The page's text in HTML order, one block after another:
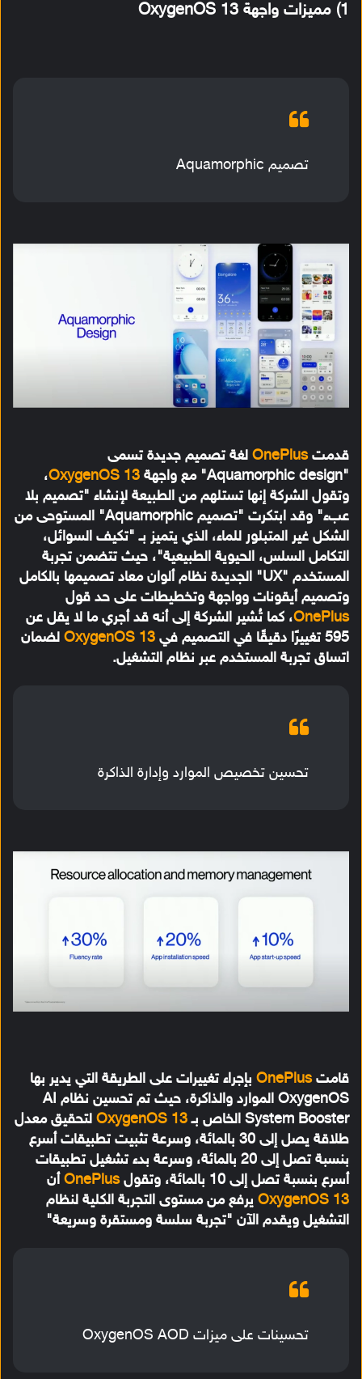
1) مميزات واجهة OxygenOS 13
تصميم Aquamorphic
قدمتOnePlus لغة تصميم جديدة تسمى
"Aquamorphic design" مع واجهة
OxygenOS 13،
وتقول الشركة إنها تستلهم من الطبيعة لإنشاء "تصميم بلا
عبء" وقد ابتكرت "تصميم Aquamorphic" المستوحى من
الشكل غير المتبلور للماء، الذي يتميز بـ "تكيف السوائل،
التكامل السلس، الحيوية الطبيعية"، حيث تتضمن تجربة
المستخدم "UX" الجديدة نظام ألوان معاد تصميمها بالكامل
وتصميم أيقونات وواجهة وتخطيطات على حد قول
OnePlus، كما تُشير الشركة إلى أنه قد أجري ما لا يقل عن
595 تغييرًا دقيقًا في التصميم في
OxygenOS 13 لضمان
اتساق تجربة المستخدم عبر نظام التشغيل.
تحسين تخصيص الموارد وإدارة الذاكرة
قامتOnePlus بإجراء تغييرات على الطريقة التي يدير بها
OxygenOS الموارد والذاكرة، حيث تم تحسين نظام AI
System Booster الخاص بـ
OxygenOS 13 لتحقيق معدل
طلاقة يصل إلى 30 بالمائة، وسرعة تثبيت تطبيقات أسرع
بنسبة تصل إلى 20 بالمائة، وسرعة بدء تشغيل تطبيقات
أسرع بنسبة تصل إلى 10 بالمائة، وتقول
OnePlus أن
OxygenOS 13 يرفع من مستوى التجربة الكلية لنظام
التشغيل ويقدم الآن "تجربة سلسة ومستقرة وسريعة"
تحسينات على ميزات OxygenOS AOD